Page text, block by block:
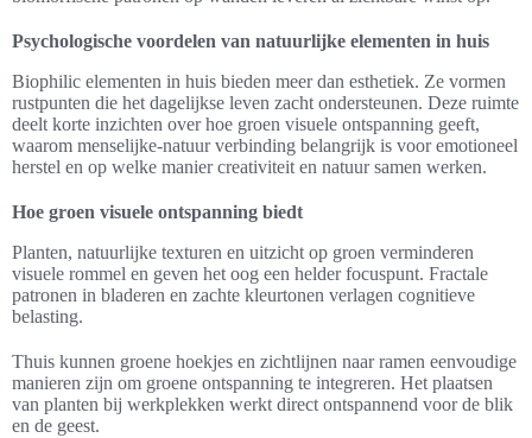
Psychologische voordelen van natuurlijke elementen in huis
Biophilic elementen in huis bieden meer dan esthetiek. Ze vormen
rustpunten die het dagelijkse leven zacht ondersteunen. Deze ruimte
deelt korte inzichten over hoe groen visuele ontspanning geeft,
waarom menselijke-natuur verbinding belangrijk is voor emotioneel
herstel en op welke manier creativiteit en natuur samen werken.
Hoe groen visuele ontspanning biedt
Planten, natuurlijke texturen en uitzicht op groen verminderen
visuele rommel en geven het oog een helder focuspunt. Fractale
patronen in bladeren en zachte kleurtonen verlagen cognitieve
belasting.
Thuis kunnen groene hoekjes en zichtlijnen naar ramen eenvoudige
manieren zijn om groene ontspanning te integreren. Het plaatsen
van planten bij werkplekken werkt direct ontspannend voor de blik
en de geest.